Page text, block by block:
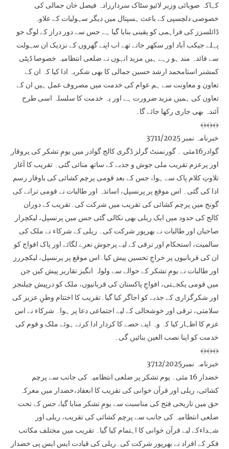
کہاکہ صوبائی وزیر لائیو سٹاک سردارزادہ فیصل خان جمالی کی
خصوصی دلچسپی کے باعث ہسپتال میں دیگر سہولیات کے علاوہ
ڈائلسزز کی فراہمی کو یقینی بنایا گیا ہے جس سے دور دراز کے لوگ جو
پہلے جیکب آباد اور سکھر جاتے تھے اب اپنے گھروں کے نزدیک ان سہولت
سے فائدہ مند ہو رہے ہیں مزید انہوں نے ضلعی انتظامیہ خصوصا ڈپٹی
کمشنر استامحمد ارشد حسین جمالی کا بھی شکریہ ادا کیا کہ ان کے
تعاون و معاونت سے ہم عوام کی خدمت میں مصروف عمل ہیں ان کے
تعاون کی ہمیں مزید ضرورت ہے اور یہ خدمت کا سلسلہ اسی طرح
آئندہ بھی جاری رکھا جائے گا۔
﴾﴿﴾﴿﴾﴿
خبرنامہ نمبر 3711/2025
گوادر16مئی ۔ گورنمنٹ گرلز ڈگری کالج گوادر میں یومِ تشکر کی پروقار
اور پرعزم تقریب ملی جوش و جذبے کے ساتھ منائی گئی۔ تقریب کا آغاز
تلاوتِ کلام پاک سے ہوا، جس کے بعد قومی پرچم کشائی کی باوقار رسم
ادا کی گئی۔ اس موقع پر پرنسپل، اساتذہ اور طالبات نے قومی ترانے کی
گونج میں پرچم کشائی کی تقریب میں شرکت کی۔تقریب کے دوران
کالج کی حدود میں ایک ریلی بھی نکالی گئی جس میں پرنسپل، لیکچرار
صاحبان اور طالبات نے بھرپور شرکت کی۔ ریلی کے شرکاء نے ملک کی
سالمیت، استحکام اور ترقی کے لیے پرجوش نعرے لگائے اور پاک افواج کو
ان کی قربانیوں پر خراجِ تحسین پیش کیا۔اس موقع پر پرنسپل، لیکچررز
اور طالبات نے یومِ تشکر کے حوالے سے ولولہ انگیز تقاریر پیش کیں جن
میں قومی یکجہتی، افواجِ پاکستان کی قربانیوں، ملک کو درپیش چیلنجز
اور شکرگزاری کے جذبے کو اجاگر کیا گیا۔تقریب کا اختتام وطنِ عزیز کی
سلامتی، ترقی اور خوشحالی کے لیے اجتماعی دعا پر ہوا۔ شرکاء نے اس
عزم کا اظہار کیا کہ وہ اپنے حصے کا کردار ادا کرتے ہوئے ملک و قوم کی
خدمت کو اپنا نصب العین بنائیں گی۔
﴾﴿﴾﴿﴾﴿
خبرنامہ نمبر3712/2025
خضدار 16 مئی۔ یوم تشکر پر ضلعی انتظامیہ کی جانب سے پرچم
کشائی، ریلی اور قرآن خوانی کی تقریب کا انعقاد،خضدار میں معرکہ
حق میں تاریخی فتح کی مناسبت سے یومِ تشکر منایا گیا، جس کے تحت
ضلعی انتظامیہ کی جانب سے پرچم کشائی کی تقریب، ریلی اور
شہداءکے لیے قرآن خوانی کا اہتمام کیا گیا۔ تقریب میں مختلف مکاتب
فکر کے افراد نے بھرپور شرکت کی۔ریلی کی قیادت ایس ایس پی خضدار